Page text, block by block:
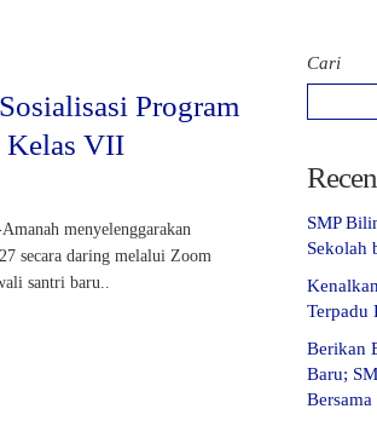
Program
Kelas VII
menyelenggarakan
secara daring melalui Zoom
santri baru..
Cari
SMP
Sekolah
Terpadu
Berikan
Baru;